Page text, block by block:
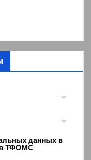
данных в
в ТФОМС